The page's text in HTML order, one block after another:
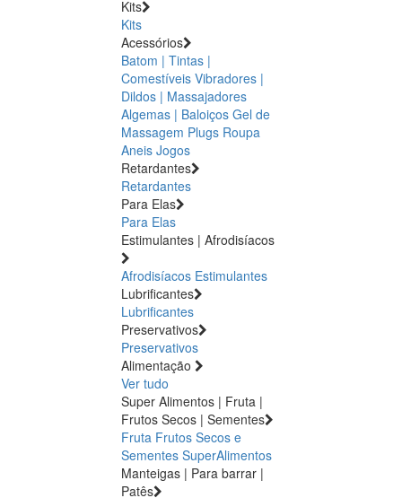
Kits
Kits
Acessórios
Batom | Tintas |
Comestíveis Vibradores |
Dildos | Massajadores
Algemas | Baloiços Gel de
Massagem Plugs Roupa
Aneis Jogos
Retardantes
Retardantes
Para Elas
Para Elas
Estimulantes | Afrodisíacos
Afrodisíacos Estimulantes
Lubrificantes
Lubrificantes
Preservativos
Preservativos
Alimentação
Ver tudo
Super Alimentos | Fruta |
Frutos Secos | Sementes
Fruta Frutos Secos e
Sementes SuperAlimentos
Manteigas | Para barrar |
Patês